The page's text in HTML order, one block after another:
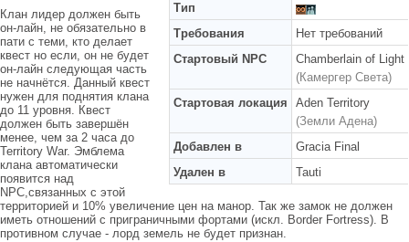
Тип
Требования
Нет требований
Стартовый NPC
Chamberlain of Light
(Камергер Света)
Стартовая локация
Aden Territory
(Земли Адена)
Добавлен в
Gracia Final
Удален в
Tauti
Клан лидер должен быть
он-лайн, не обязательно в
пати с теми, кто делает
квест но если, он не будет
он-лайн следующая часть
не начнётся. Данный квест
нужен для поднятия клана
до 11 уровня. Квест
должен быть завершён
менее, чем за 2 часа до
Territory War. Эмблема
клана автоматически
появится над
NPC,связанных с этой
территорией и 10% увеличение цен на манор. Так же замок не должен
иметь отношений с приграничными фортами (искл. Border Fortress). В
противном случае - лорд земель не будет признан.